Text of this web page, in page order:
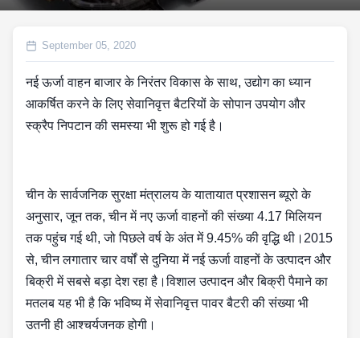
September 05, 2020
नई ऊर्जा वाहन बाजार के निरंतर विकास के साथ, उद्योग का ध्यान
आकर्षित करने के लिए सेवानिवृत्त बैटरियों के सोपान उपयोग और
स्क्रैप निपटान की समस्या भी शुरू हो गई है।
चीन के सार्वजनिक सुरक्षा मंत्रालय के यातायात प्रशासन ब्यूरो के
अनुसार, जून तक, चीन में नए ऊर्जा वाहनों की संख्या 4.17 मिलियन
तक पहुंच गई थी, जो पिछले वर्ष के अंत में 9.45% की वृद्धि थी।2015
से, चीन लगातार चार वर्षों से दुनिया में नई ऊर्जा वाहनों के उत्पादन और
बिक्री में सबसे बड़ा देश रहा है।विशाल उत्पादन और बिक्री पैमाने का
मतलब यह भी है कि भविष्य में सेवानिवृत्त पावर बैटरी की संख्या भी
उतनी ही आश्चर्यजनक होगी।